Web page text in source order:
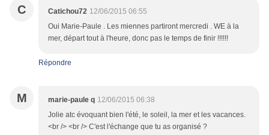
C Catichou72 12/06/2015 06:55
Oui Marie-Paule . Les miennes partiront mercredi . WE à la
mer, départ tout à l'heure, donc pas le temps de finir !!!!!!
Répondre
M marie-paule q 12/06/2015 06:38
Jolie atc évoquant bien l'été, le soleil, la mer et les vacances.
<br /> <br /> C'est l'échange que tu as organisé ?